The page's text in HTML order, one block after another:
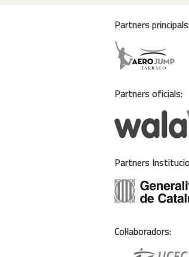
Partners
Partners oficials:
Partners
Col·laboradors: